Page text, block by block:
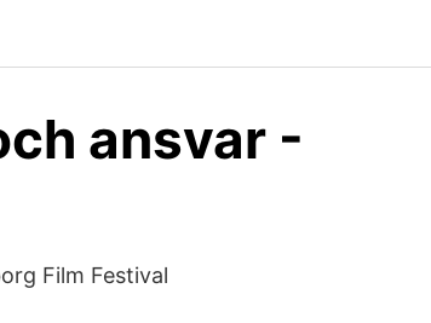
ansvar -
Film Festival